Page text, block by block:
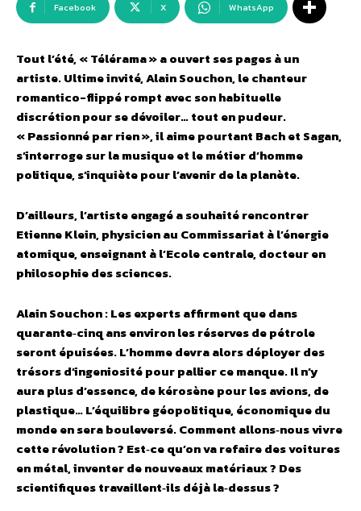
Facebook X WhatsApp
Tout l’été, « Télérama » a ouvert ses pages à un
artiste. Ultime invité, Alain Souchon, le chanteur
romantico-flippé rompt avec son habituelle
discrétion pour se dévoiler… tout en pudeur.
« Passionné par rien », il aime pourtant Bach et Sagan,
s’interroge sur la musique et le métier d’homme
politique, s’inquiète pour l’avenir de la planète.
D’ailleurs, l’artiste engagé a souhaité rencontrer
Etienne Klein, physicien au Commissariat à l’énergie
atomique, enseignant à l’Ecole centrale, docteur en
philosophie des sciences.
Alain Souchon : Les experts affirment que dans
quarante‑cinq ans environ les réserves de pétrole
seront épuisées. L’homme devra alors déployer des
trésors d’ingeniosité pour pallier ce manque. Il n’y
aura plus d’essence, de kérosène pour les avions, de
plastique… L’équilibre géopolitique, économique du
monde en sera bouleversé. Comment allons‑nous vivre
cette révolution ? Est‑ce qu’on va refaire des voitures
en métal, inventer de nouveaux matériaux ? Des
scientifiques travaillent‑ils déjà la‑dessus ?